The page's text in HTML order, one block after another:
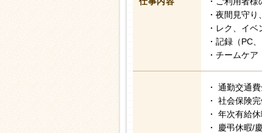
・夜間見守
・レク、イベ
・記録（PC
・チームケ
・ 通勤交通
・ 社会保険
・ 年次有給
・ 慶弔休暇/